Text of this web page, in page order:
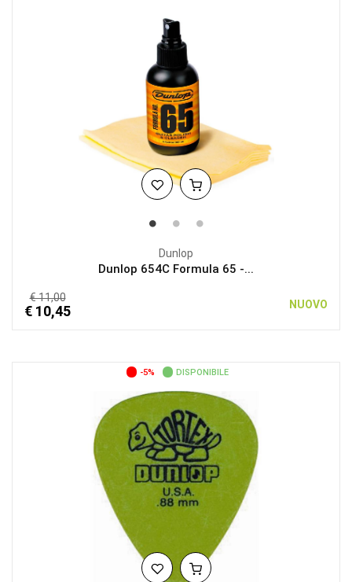
Dunlop
Dunlop 654C Formula 65 -...
€ 11,00
€ 10,45 NUOVO
-5% DISPONIBILE